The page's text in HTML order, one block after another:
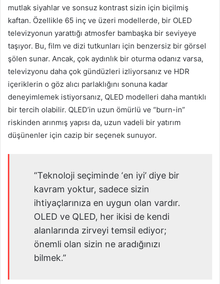
mutlak siyahlar ve sonsuz kontrast sizin için biçilmiş
kaftan. Özellikle 65 inç ve üzeri modellerde, bir OLED
televizyonun yarattığı atmosfer bambaşka bir seviyeye
taşıyor. Bu, film ve dizi tutkunları için benzersiz bir görsel
şölen sunar. Ancak, çok aydınlık bir oturma odanız varsa,
televizyonu daha çok gündüzleri izliyorsanız ve HDR
içeriklerin o göz alıcı parlaklığını sonuna kadar
deneyimlemek istiyorsanız, QLED modelleri daha mantıklı
bir tercih olabilir. QLED’in uzun ömürlü ve “burn-in”
riskinden arınmış yapısı da, uzun vadeli bir yatırım
düşünenler için cazip bir seçenek sunuyor.
“Teknoloji seçiminde ‘en iyi’ diye bir
kavram yoktur, sadece sizin
ihtiyaçlarınıza en uygun olan vardır.
OLED ve QLED, her ikisi de kendi
alanlarında zirveyi temsil ediyor;
önemli olan sizin ne aradığınızı
bilmek.”